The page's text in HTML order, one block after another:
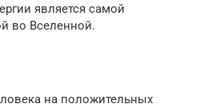
является самой
во Вселенной.
на положительных